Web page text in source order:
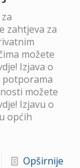
zahtjeva za
možete
Izjava o
možete
Izjavu o
općih
Opširnije